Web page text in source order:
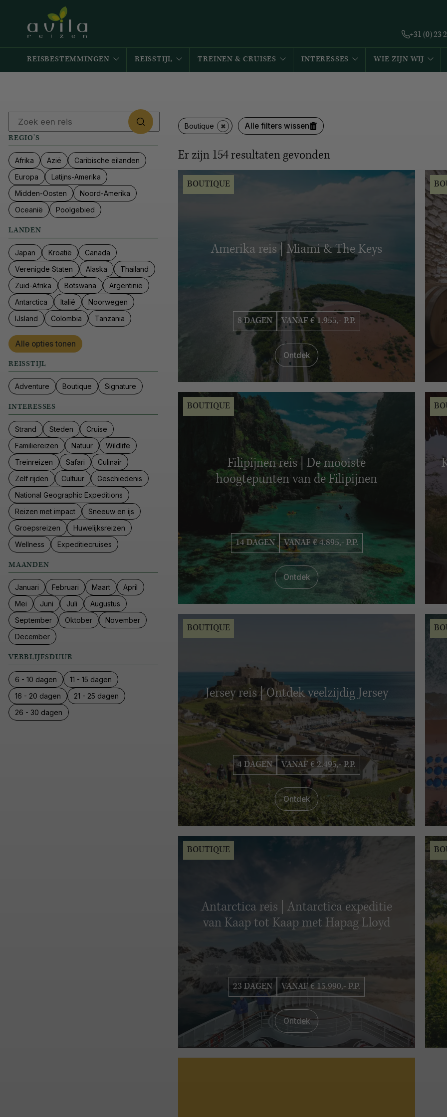
+31 (0) 23
REISBESTEMMINGEN REISSTIJL TREINEN & CRUISES INTERESSES WIE ZIJN WIJ
REGIO'S
Afrika Azië
Caribische eilanden
Europa
Latijns-Amerika
Midden-Oosten
Noord-Amerika
Oceanië
Poolgebied
LANDEN
Japan Kroatië
Canada
Verenigde Staten
Alaska
Thailand
Zuid-Afrika
Botswana
Argentinië
Antarctica
Italië
Noorwegen
IJsland
Colombia Tanzania
Alle opties tonen
REISSTIJL
Adventure Boutique Signature
INTERESSES
Strand Steden
Cruise
Familiereizen
Natuur
Wildlife
Treinreizen
Safari
Culinair
Zelf rijden
Cultuur
Geschiedenis
National Geographic Expeditions
Reizen met impact
Sneeuw en ijs
Groepsreizen
Huwelijksreizen
Wellness
Expeditiecruises
MAANDEN
Januari Februari Maart
April
Mei
Juni Juli
Augustus
September
Oktober
November
December
VERBLIJFSDUUR
6 - 10 dagen
11 - 15 dagen
16 - 20 dagen
21 - 25 dagen
26 - 30 dagen
Boutique Alle filters wissen
Er zijn 154resultaten gevonden
Amerika reis | Miami & The Keys
8 DAGEN VANAF € 1.955,- P.P.
Ontdek
BOUTIQUE
Filipijnen reis | De mooiste
hoogtepunten van de Filipijnen
14 DAGEN VANAF € 4.895,- P.P.
Ontdek
BOUTIQUE
Jersey reis | Ontdek veelzijdig Jersey
4 DAGEN VANAF € 2.495,- P.P.
Ontdek
BOUTIQUE
Antarctica reis | Antarctica expeditie
van Kaap tot Kaap met Hapag Lloyd
23 DAGEN VANAF € 15.990,- P.P.
Ontdek
BOUTIQUE